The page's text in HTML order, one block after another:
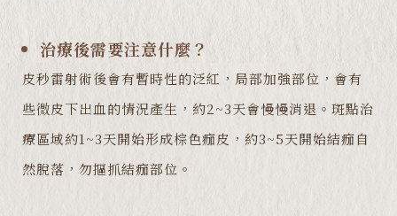
治療後需要注意什麼？
皮秒雷射術後會有暫時性的泛紅，局部加強部位，會有
些微皮下出血的情況產生，約2~3天會慢慢消退。斑點治
療區域約1~3天開始形成棕色痂皮，約3~5天開始結痂自
然脫落，勿摳抓結痂部位。